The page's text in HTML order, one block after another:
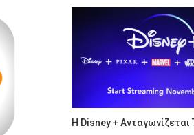
Η Disney + Ανταγωνίζεται